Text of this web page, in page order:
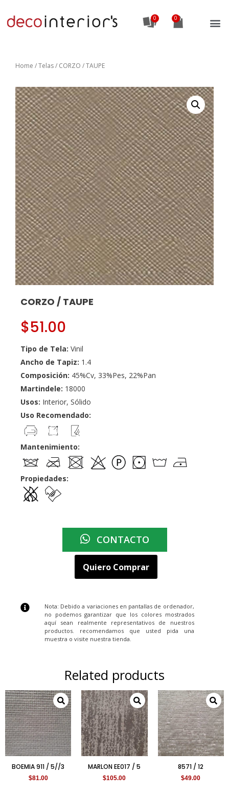
0
Home /Telas/ CORZO / TAUPE
CORZO / TAUPE
$51.00
Tipo de Tela: Vinil
Ancho de Tapiz: 1.4
Composición: 45%Cv, 33%Pes, 22%Pan
Martindele: 18000
Usos: Interior, Sólido
Uso Recomendado:
Mantenimiento:
Propiedades:
CONTACTO
Quiero Comprar
Nota: Debido a variaciones en pantallas de ordenador,
no podemos garantizar que los colores mostrados
aquí sean realmente representativos de nuestros
productos. recomendamos que usted pida una
muestra o visite nuestra tienda.
Related products
BOEMIA 911 / 5//3
$81.00
MARLON EE017 / 5
$105.00
8571 / 12
$49.00